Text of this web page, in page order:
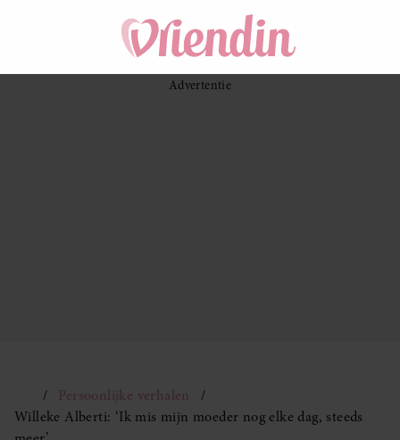
Persoonlijke verhalen
Willeke Alberti: ‘Ik mis mijn moeder nog elke dag, steeds